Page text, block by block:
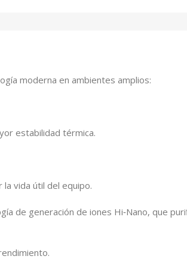
moderna en ambientes amplios:
estabilidad térmica.
vida útil del equipo.
de generación de iones Hi‑Nano, que